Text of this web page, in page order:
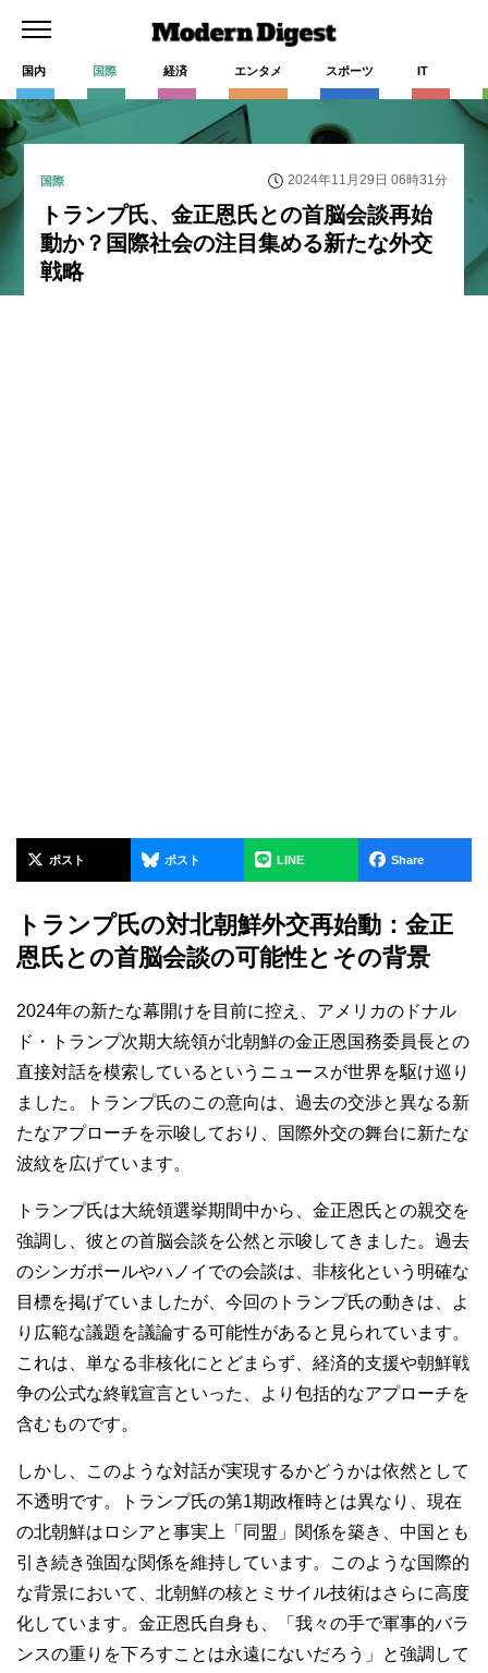
国内 国際 経済 エンタメ スポーツ IT
国際 2024年11月29日 06時31分
トランプ氏、金正恩氏との首脳会談再始
動か？国際社会の注目集める新たな外交
戦略
ポスト ポスト LINE Share
トランプ氏の対北朝鮮外交再始動：金正
恩氏との首脳会談の可能性とその背景
2024年の新たな幕開けを目前に控え、アメリカのドナル
ド・トランプ次期大統領が北朝鮮の金正恩国務委員長との
直接対話を模索しているというニュースが世界を駆け巡り
ました。トランプ氏のこの意向は、過去の交渉と異なる新
たなアプローチを示唆しており、国際外交の舞台に新たな
波紋を広げています。
トランプ氏は大統領選挙期間中から、金正恩氏との親交を
強調し、彼との首脳会談を公然と示唆してきました。過去
のシンガポールやハノイでの会談は、非核化という明確な
目標を掲げていましたが、今回のトランプ氏の動きは、よ
り広範な議題を議論する可能性があると見られています。
これは、単なる非核化にとどまらず、経済的支援や朝鮮戦
争の公式な終戦宣言といった、より包括的なアプローチを
含むものです。
しかし、このような対話が実現するかどうかは依然として
不透明です。トランプ氏の第1期政権時とは異なり、現在
の北朝鮮はロシアと事実上「同盟」関係を築き、中国とも
引き続き強固な関係を維持しています。このような国際的
な背景において、北朝鮮の核とミサイル技術はさらに高度
化しています。金正恩氏自身も、「我々の手で軍事的バラ
ンスの重りを下ろすことは永遠にないだろう」と強調して